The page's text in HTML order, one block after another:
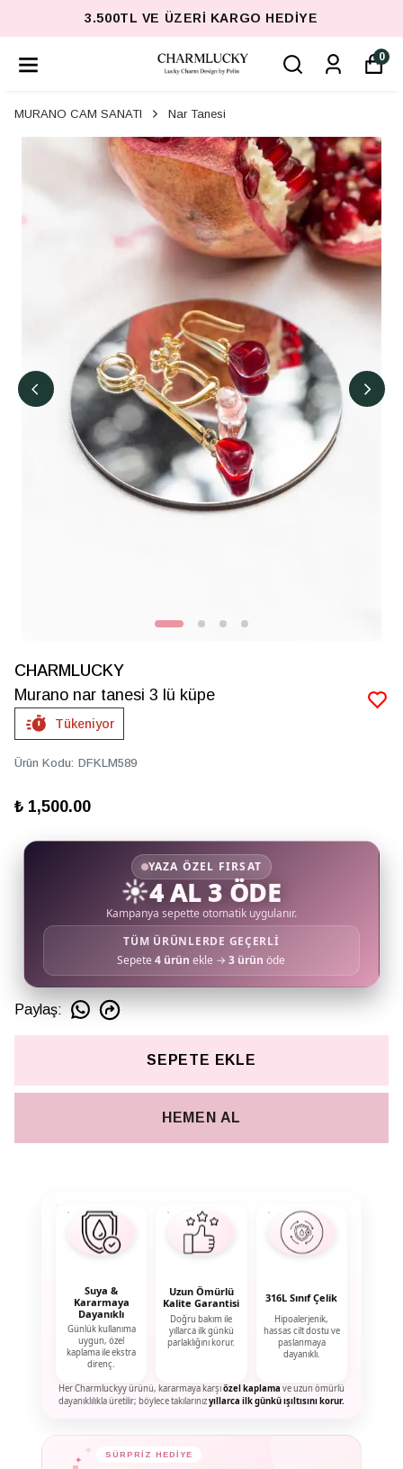
3.500TL VE ÜZERI KARGO HEDIYE
0
MURANO CAM SANATI Nar Tanesi
CHARMLUCKY
Murano nar tanesi 3 lü küpe
Tükeniyor
Ürün Kodu: DFKLM589
₺ 1,500.00
YAZA ÖZEL FIRSAT
☀️4 AL 3 ÖDE
Kampanya sepette otomatik uygulanır.
TÜM ÜRÜNLERDE GEÇERLİ
Sepete4 ürün ekle →3 ürün öde
Paylaş:
SEPETE EKLE
HEMEN AL
Suya &
Kararmaya
Dayanıklı
Günlük kullanıma
uygun, özel
kaplama ile ekstra
direnç.
Uzun Ömürlü
Kalite Garantisi
Doğru bakım ile
yıllarca ilk günkü
parlaklığını korur.
316L Sınıf Çelik
Hipoalerjenik,
hassas cilt dostu ve
paslanmaya
dayanıklı.
Her Charmluckyy ürünü, kararmaya karşıözel kaplama ve uzun ömürlü
dayanıklılıkla üretilir; böylece takılarınızyıllarca ilk günkü ışıltısını korur.
✦ SÜRPRİZ HEDİYE